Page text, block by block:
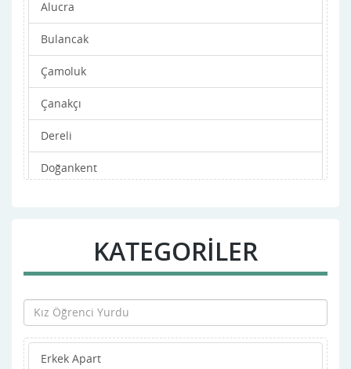
Alucra
Bulancak
Çamoluk
Çanakçı
Dereli
Doğankent
Güce
Kesap
Merkez
KATEGORİLER
Erkek Apart